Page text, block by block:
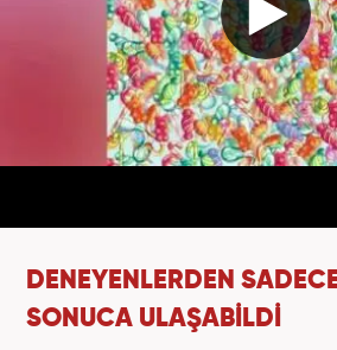
DENEYENLERDEN
SONUCA ULAŞABİLDİ